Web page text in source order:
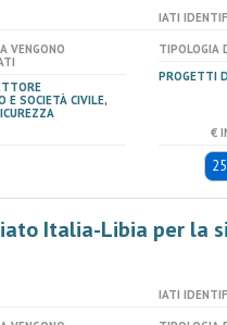
IATI
VENGONO
E SOCIETÀ CIVILE,
TIPOLOGIA
PROGETTI
€
Italia-Libia per la
IATI